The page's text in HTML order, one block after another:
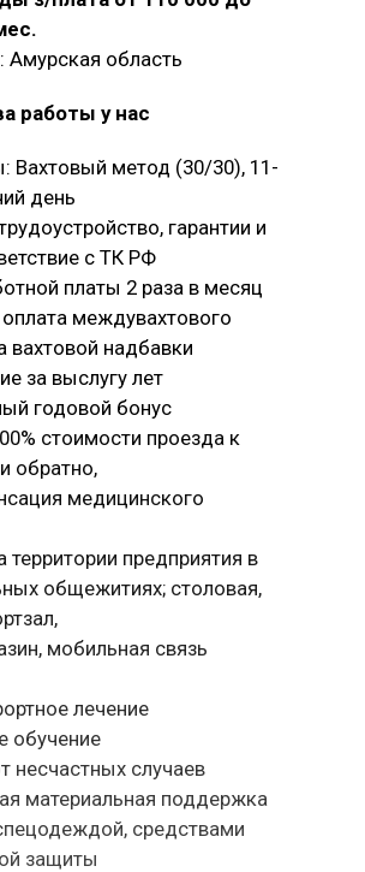
область
работы у нас
Вахтовый метод (30/30), 11-
день
гарантии и
с ТК РФ
платы 2 раза в месяц
междувахтового
вахтовой надбавки
за выслугу лет
годовой бонус
стоимости проезда к
обратно,
медицинского
территории предприятия в
общежитиях; столовая,
мобильная связь
лечение
обучение
несчастных случаев
материальная поддержка
средствами
защиты